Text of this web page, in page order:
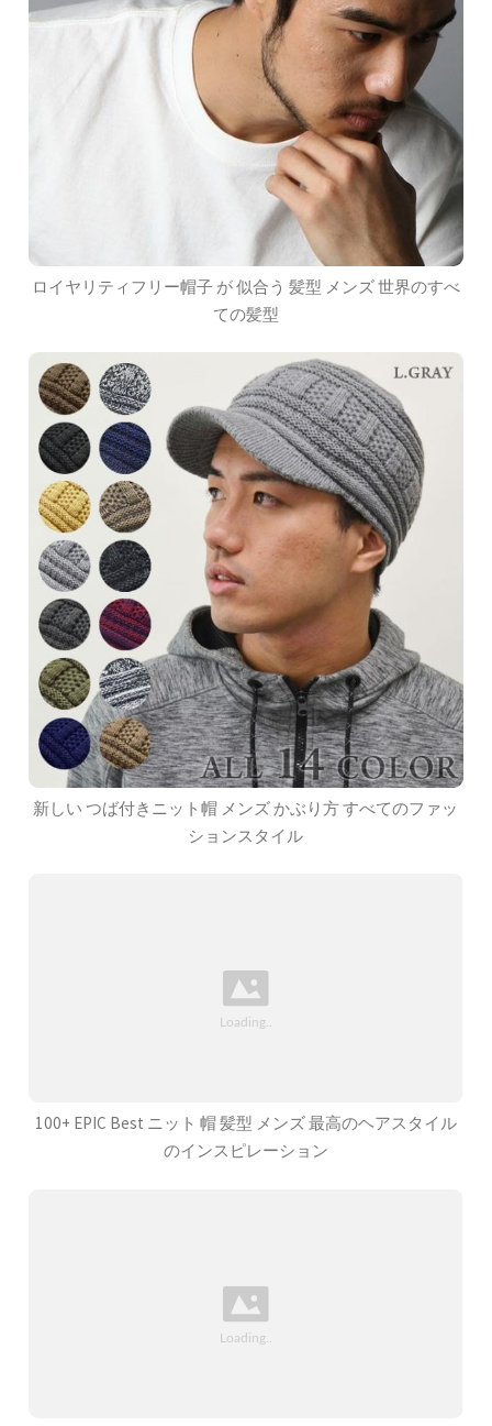
ロイヤリティフリー帽子 が 似合う 髪型 メンズ 世界のすべ
ての髪型
新しい つば付きニット帽 メンズ かぶり方 すべてのファッ
ションスタイル
100+ EPIC Best ニット 帽 髪型 メンズ 最高のヘアスタイル
のインスピレーション